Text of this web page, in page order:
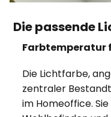
Die passende
Farbtemperatur
Die Lichtfarbe,
zentraler
im Homeoffice.